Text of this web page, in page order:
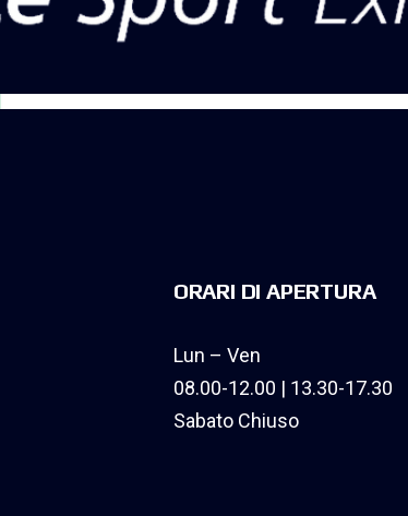
ORARI DI APERTURA
Lun – Ven
08.00-12.00 | 13.30-17.30
Sabato Chiuso